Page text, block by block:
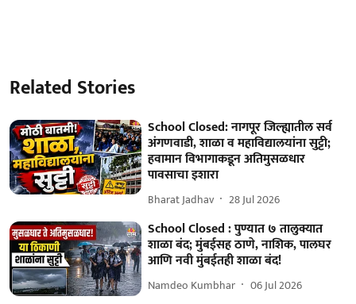
Related Stories
School Closed: नागपूर जिल्ह्यातील सर्व
अंगणवाडी, शाळा व महाविद्यालयांना सुट्टी;
हवामान विभागाकडून अतिमुसळधार
पावसाचा इशारा
Bharat Jadhav 28 Jul 2026
School Closed : पुण्यात ७ तालुक्यात
शाळा बंद; मुंबईसह ठाणे, नाशिक, पालघर
आणि नवी मुंबईतही शाळा बंद!
Namdeo Kumbhar 06 Jul 2026